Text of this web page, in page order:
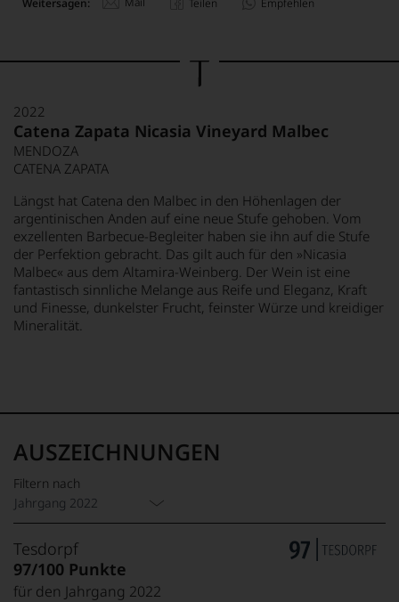
2022
Catena Zapata Nicasia Vineyard Malbec
MENDOZA
CATENA ZAPATA
Längst hat Catena den Malbec in den Höhenlagen der
argentinischen Anden auf eine neue Stufe gehoben. Vom
exzellenten Barbecue-Begleiter haben sie ihn auf die Stufe
der Perfektion gebracht. Das gilt auch für den »Nicasia
Malbec« aus dem Altamira-Weinberg. Der Wein ist eine
fantastisch sinnliche Melange aus Reife und Eleganz, Kraft
und Finesse, dunkelster Frucht, feinster Würze und kreidiger
Mineralität.
AUSZEICHNUNGEN
Filtern nach
Jahrgang 2022
Tesdorpf
97/100 Punkte
für den Jahrgang 2022